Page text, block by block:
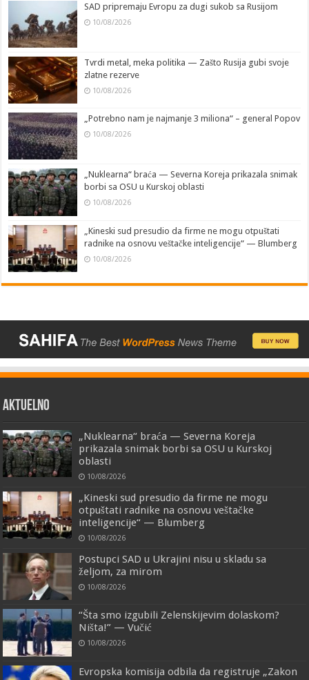
SAD pripremaju Evropu za dugi sukob sa Rusijom
10/08/2026
Tvrdi metal, meka politika — Zašto Rusija gubi svoje
zlatne rezerve
10/08/2026
„Potrebno nam je najmanje 3 miliona“ – general Popov
10/08/2026
„Nuklearna“ braća — Severna Koreja prikazala snimak
borbi sa OSU u Kurskoj oblasti
10/08/2026
„Kineski sud presudio da firme ne mogu otpuštati
radnike na osnovu veštačke inteligencije“ — Blumberg
10/08/2026
AKTUELNO
„Nuklearna“ braća — Severna Koreja
prikazala snimak borbi sa OSU u Kurskoj
oblasti
10/08/2026
„Kineski sud presudio da firme ne mogu
otpuštati radnike na osnovu veštačke
inteligencije“ — Blumberg
10/08/2026
Postupci SAD u Ukrajini nisu u skladu sa
željom, za mirom
10/08/2026
“Šta smo izgubili Zelenskijevim dolaskom?
Ništa!” — Vučić
10/08/2026
Evropska komisija odbila da registruje „Zakon